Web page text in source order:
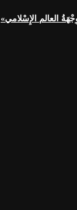
العالم الإِسْلامي»